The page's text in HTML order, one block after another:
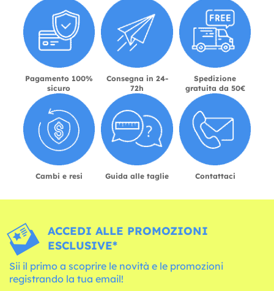
Pagamento 100%
sicuro
Consegna in 24-
72h
Spedizione
gratuita da 50€
Cambi e resi Guida alle taglie Contattaci
ACCEDI ALLE PROMOZIONI
ESCLUSIVE*
Sii il primo a scoprire le novità e le promozioni
registrando la tua email!